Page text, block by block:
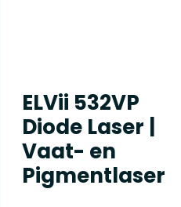
ELVii 532VP
Diode Laser |
Vaat- en
Pigmentlaser